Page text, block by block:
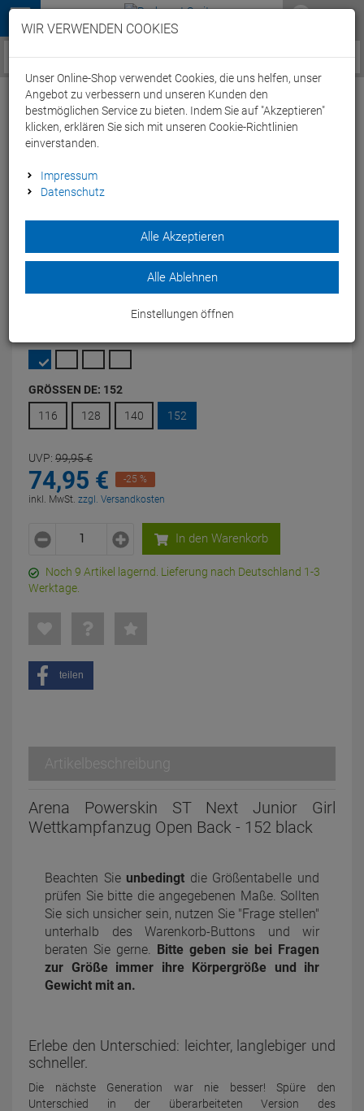
Menü
Service / Hilfe
Arena Powerskin ST Next Junior Girl
Wettkampfanzug Open Back - 152 black
Herstellernummer: 005877
Spüre den Unterschied in der überarbeiteten Version des
GRÖSSEN DE: 152
116
128 140 152
UVP: 99,95€
74,95 €
-25 %
inkl. MwSt. zzgl. Versandkosten
In den Warenkorb
Noch 9 Artikel lagernd. Lieferung nach Deutschland 1-3
Werktage.
teilen
Artikelbeschreibung
Arena Powerskin ST Next Junior Girl
Wettkampfanzug Open Back - 152 black
Beachten Sie unbedingt die Größentabelle und
prüfen Sie bitte die angegebenen Maße. Sollten
Sie sich unsicher sein, nutzen Sie "Frage stellen"
unterhalb des Warenkorb-Buttons und wir
beraten Sie gerne. Bitte geben sie bei Fragen
zur Größe immer ihre Körpergröße und ihr
Gewicht mit an.
Erlebe den Unterschied: leichter, langlebiger und
schneller.
Die nächste Generation war nie besser! Spüre den
Unterschied in der überarbeiteten Version des
WIR VERWENDEN COOKIES
Unser Online-Shop verwendet Cookies, die uns helfen, unser
Angebot zu verbessern und unseren Kunden den
bestmöglichen Service zu bieten. Indem Sie auf "Akzeptieren"
klicken, erklären Sie sich mit unseren Cookie-Richtlinien
einverstanden.
Impressum
Datenschutz
Alle Akzeptieren
Alle Ablehnen
Einstellungen öffnen